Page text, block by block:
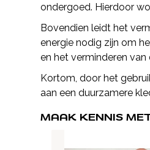
ondergoed. Hierdoor
Bovendien leidt het
energie nodig zijn om
en het verminderen
Kortom, door het
aan een duurzamere
MAAK KENNIS